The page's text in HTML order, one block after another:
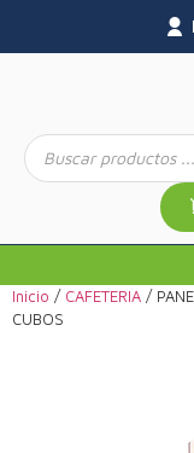
Inicio / CAFETERIA /
CUBOS